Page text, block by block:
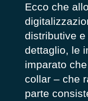
Ecco che
distributive
dettaglio, le
imparato
collar – che
parte